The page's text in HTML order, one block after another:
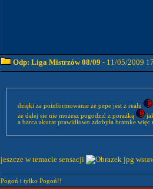
Odp: Liga Mistrzów 08/09 - 11/05/2009
dzięki za poinformowanie ze pepe jest z realu
że dalej sie nie możesz pogodzić z porażką
a barca akurat prawidłowo zdobyła bramke więc
jeszcze w temacie sensacji
Pogoń i tylko Pogoń!!